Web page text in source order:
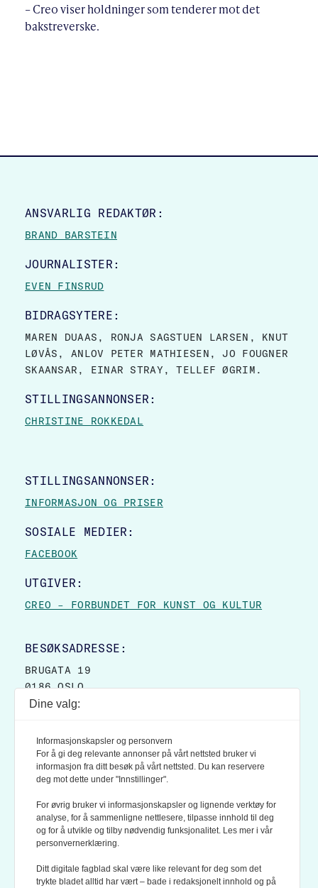
– Creo viser holdninger som tenderer mot det
bakstreverske.
SITE FOOTER
ANSVARLIG REDAKTØR:
BRAND BARSTEIN
JOURNALISTER:
EVEN FINSRUD
BIDRAGSYTERE:
MAREN DUAAS, RONJA SAGSTUEN LARSEN, KNUT
LØVÅS, ANLOV PETER MATHIESEN, JO FOUGNER
SKAANSAR, EINAR STRAY, TELLEF ØGRIM.
STILLINGSANNONSER:
CHRISTINE ROKKEDAL
STILLINGSANNONSER:
INFORMASJON OG PRISER
SOSIALE MEDIER:
FACEBOOK
UTGIVER:
CREO – FORBUNDET FOR KUNST OG KULTUR
BESØKSADRESSE:
BRUGATA 19
0186 OSLO
POSTBOKS 9007 GRØNLAND
0133 OSLO
LES OGSÅ:
KONTEKSTS PERSONVERN-POLICY
Dine valg:
Informasjonskapsler og personvern
For å gi deg relevante annonser på vårt nettsted bruker vi
informasjon fra ditt besøk på vårt nettsted. Du kan reservere
deg mot dette under "Innstillinger".
For øvrig bruker vi informasjonskapsler og lignende verktøy for
analyse, for å sammenligne nettlesere, tilpasse innhold til deg
og for å utvikle og tilby nødvendig funksjonalitet. Les mer i vår
personvernerklæring.
Ditt digitale fagblad skal være like relevant for deg som det
trykte bladet alltid har vært – bade i redaksjonelt innhold og på